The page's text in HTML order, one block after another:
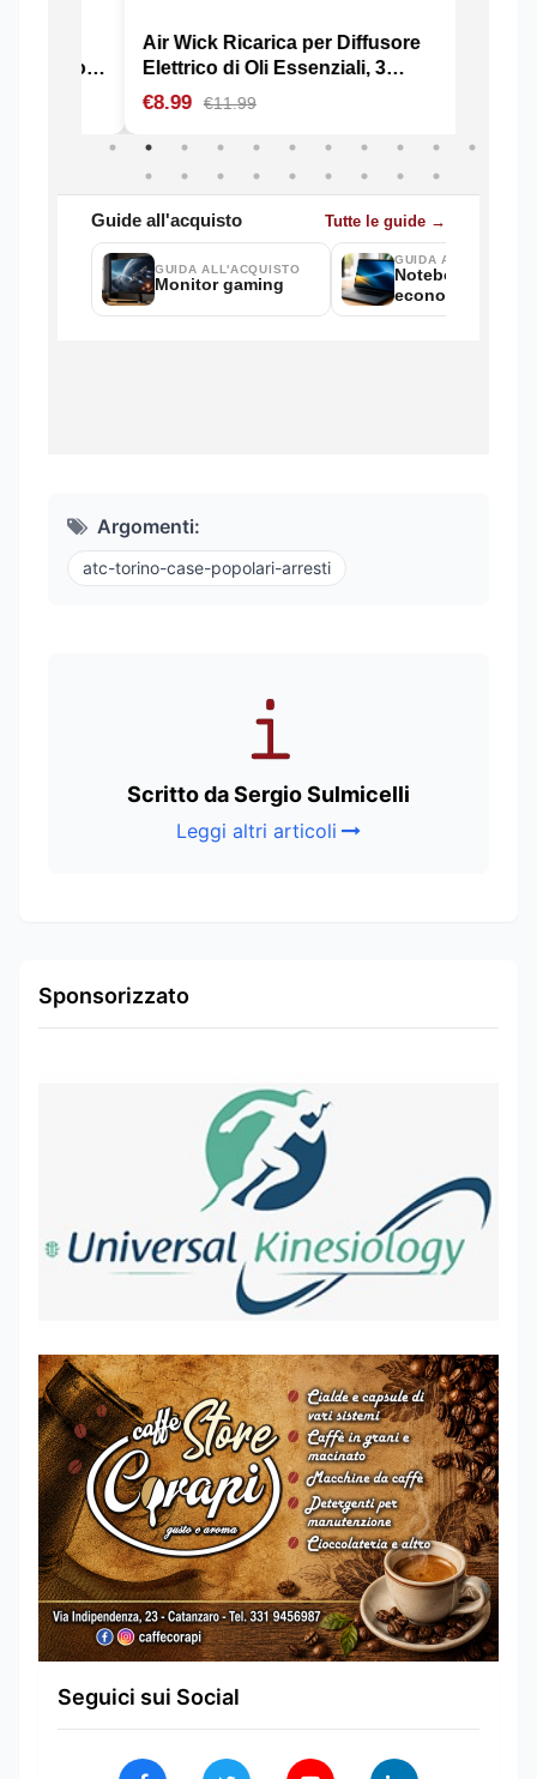
Argomenti:
atc-torino-case-popolari-arresti
Scritto da Sergio Sulmicelli
Leggi altri articoli
Sponsorizzato
Seguici sui Social